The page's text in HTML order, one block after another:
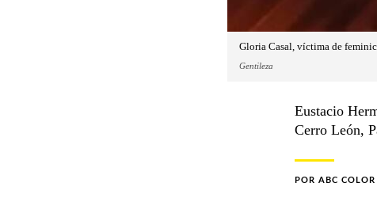
Gloria Casal, víctima de
Gentileza
Eustacio
Cerro León,
POR ABC COLOR